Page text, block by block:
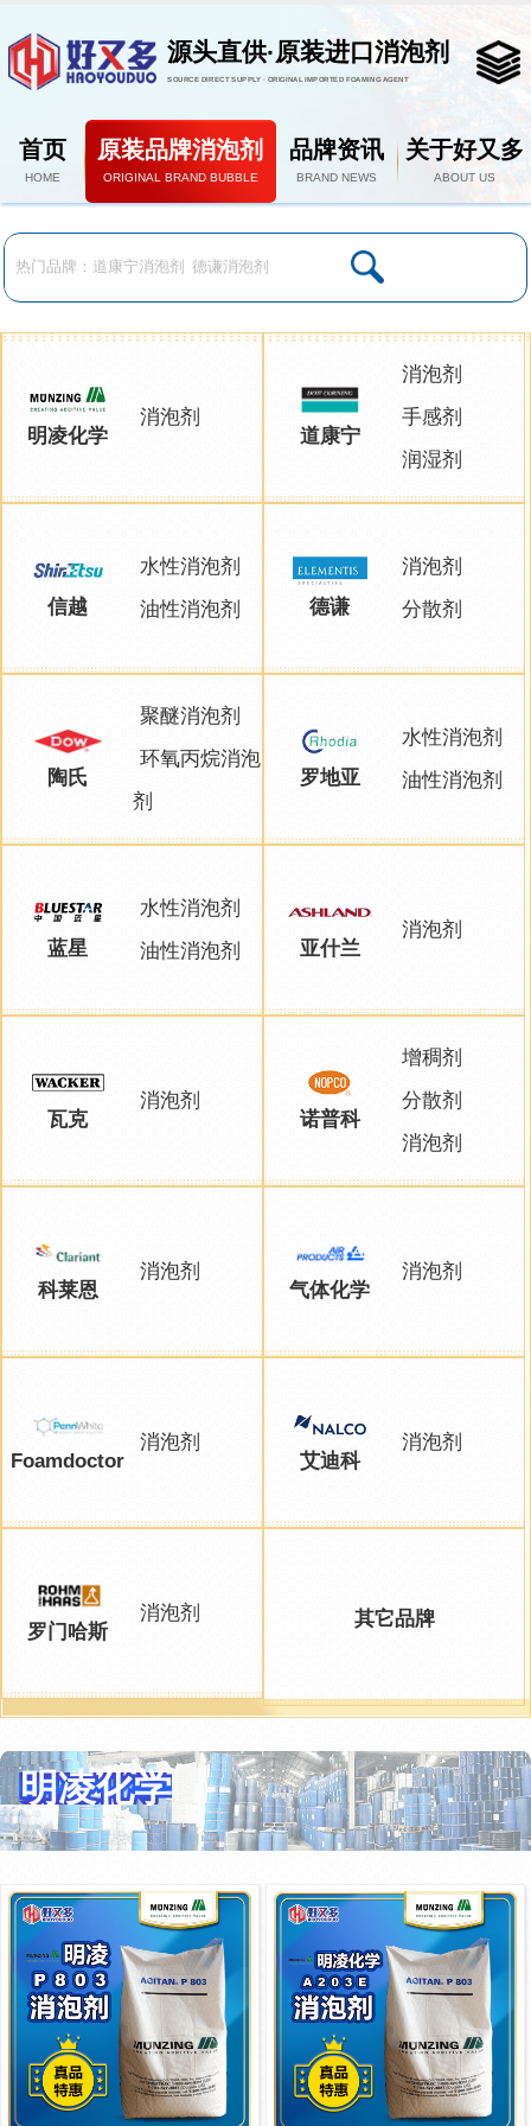
源头直供·原装进口消泡剂
SOURCE DIRECT SUPPLY · ORIGINAL IMPORTED FOAMING AGENT
首页
HOME
原装品牌消泡剂
ORIGINAL BRAND BUBBLE
品牌资讯
BRAND NEWS
关于好又多
ABOUT US
明凌化学
消泡剂
道康宁
消泡剂
手感剂
润湿剂
信越
水性消泡剂
油性消泡剂
德谦
消泡剂
分散剂
陶氏
聚醚消泡剂
环氧丙烷消泡
剂
罗地亚
水性消泡剂
油性消泡剂
蓝星
水性消泡剂
油性消泡剂
亚什兰
消泡剂
瓦克
消泡剂
诺普科
增稠剂
分散剂
消泡剂
科莱恩
消泡剂
气体化学
消泡剂
Foamdoctor
消泡剂
艾迪科
消泡剂
罗门哈斯
消泡剂 其它品牌
明凌化学